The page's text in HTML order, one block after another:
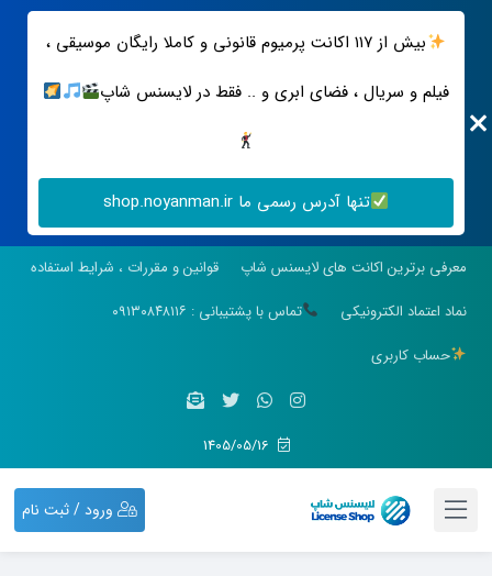
بیش از ۱۱۷ اکانت پرمیوم قانونی و کاملا رایگان موسیقی ،
فیلم و سریال ، فضای ابری و .. فقط در لایسنس شاپ
تنها آدرس رسمی ما shop.noyanman.ir
معرفی برترین اکانت های لایسنس شاپ
قوانین و مقررات ، شرایط استفاده
نماد اعتماد الکترونیکی
تماس با پشتیبانی : ۰۹۱۳۰۸۴۸۱۱۶
حساب کاربری
ورود / ثبت نام